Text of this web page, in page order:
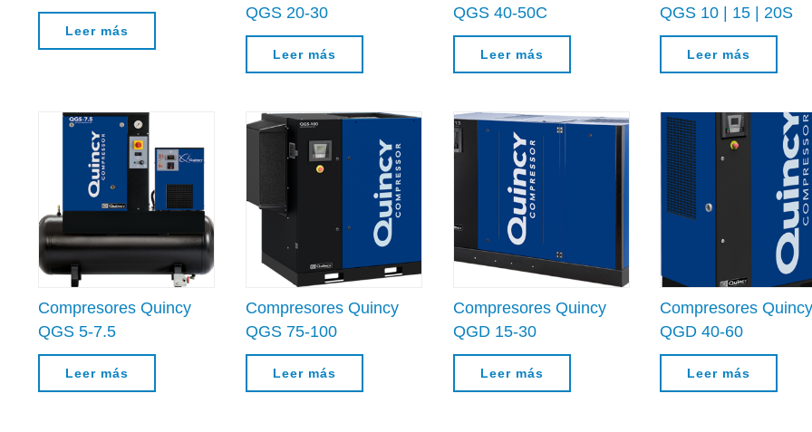
Leer más
QGS 20-30
Leer más
QGS 40-50C
Leer más
QGS 10 | 15 | 20S
Leer más
Compresores Quincy
QGS 5-7.5
Leer más
Compresores Quincy
QGS 75-100
Leer más
Compresores Quincy
QGD 15-30
Leer más
Compresores
QGD 40-60
Leer más